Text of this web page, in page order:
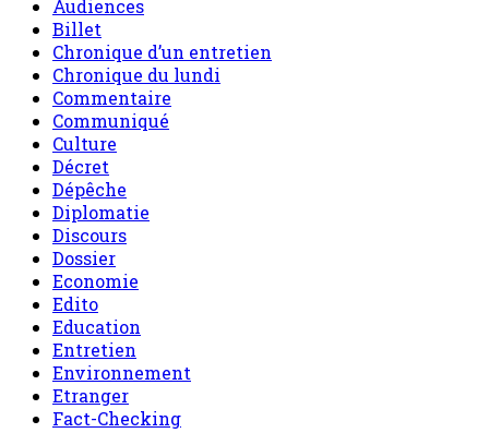
Audiences
Billet
Chronique d’un entretien
Chronique du lundi
Commentaire
Communiqué
Culture
Décret
Dépêche
Diplomatie
Discours
Dossier
Economie
Edito
Education
Entretien
Environnement
Etranger
Fact-Checking